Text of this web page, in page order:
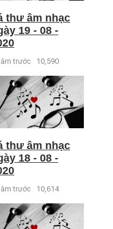
thư âm nhạc
19 - 08 -
trước 10,590
thư âm nhạc
18 - 08 -
trước 10,614